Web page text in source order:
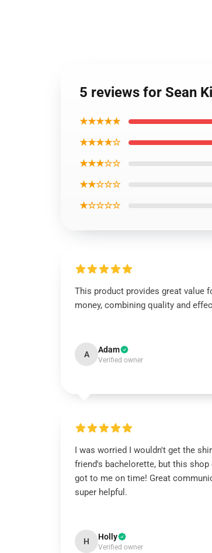
5 reviews for Sean
★★★★★
★★★★☆
★★★☆☆
★★☆☆☆
★☆☆☆☆
This product provides great value
money, combining quality and
A Adam
Verified owner
I was worried I wouldn't get the
friend's bachelorette, but this shop
got to me on time! Great
super helpful.
H Holly
Verified owner